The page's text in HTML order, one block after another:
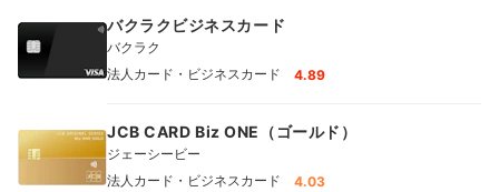
バクラクビジネスカード
バクラク
法人カード・ビジネスカード
4.89
JCB CARD Biz ONE（ゴールド）
ジェーシービー
法人カード・ビジネスカード
4.03